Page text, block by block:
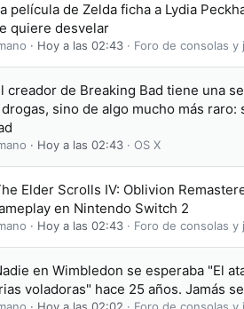
película de Zelda ficha a Lydia
quiere desvelar
Hoy a las 02:43 Foro de consolas y
creador de Breaking Bad tiene una
sino de algo mucho más raro:
Hoy a las 02:43 OS X
Elder Scrolls IV: Oblivion
en Nintendo Switch 2
Hoy a las 02:43 Foro de consolas y
en Wimbledon se esperaba "El
voladoras" hace 25 años. Jamás